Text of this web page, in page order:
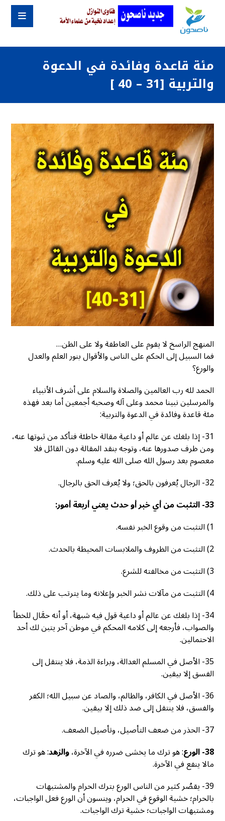
مئة قاعدة وفائدة في الدعوة
والتربية [31 – 40 ]
المنهج الراسخ لا يقوم على العاطفة ولا على الظن…
فما السبيل إلى الحكم على الناس والأقوال بنور العلم والعدل
والورع؟
الحمد لله رب العالمين والصلاة والسلام على أشرف الأنبياء
والمرسلين نبينا محمد وعلى آله وصحبه أجمعين أما بعد فهذه
مئة قاعدة وفائدة في الدعوة والتربية:
31- إذا بلغك عن عالم أو داعية مقالة خاطئة فتأكد من ثبوتها عنه،
ومن ظرف صدورها عنه، وتوجه بنقد المقالة دون القائل فلا
معصوم بعد رسول الله صلى الله عليه وسلم.
32- الرجال يُعرفون بالحق؛ ولا يُعرف الحق بالرجال.
33- التثبت من أي خبر أو حدث يعني أربعة أمور:
1) التثبت من وقوع الخبر نفسه.
2) التثبت من الظروف والملابسات المحيطة بالحدث.
3) التثبت من مخالفته للشرع.
4) التثبت من مآلات نشر الخبر وإعلانه وما يترتب على ذلك.
34- إذا بلغك عن عالم أو داعية قول فيه شبهة، أو أنه حمَّال للخطأ
والصواب، فأرجعه إلى كلامه المحكم في موطن آخر يتبن لك أحد
الاحتمالين.
35- الأصل في المسلم العدالة، وبراءة الذمة، فلا ينتقل إلى
الفسق إلا بيقين.
36- الأصل في الكافر، والظالم، والصاد عن سبيل الله؛ الكفر
والفسق، فلا ينتقل إلى ضد ذلك إلا بيقين.
37- الحذر من ضعف التأصيل، وتأصيل الضعف.
38- الورع
: هو ترك ما يخشى ضرره في الآخرة،والزهد: هو ترك
مالا ينفع في الآخرة.
39- يقصُر كثير من الناس الورع بترك الحرام والمشتبهات
بالحرام؛ خشية الوقوع في الحرام، وينسون أن الورع فعل الواجبات،
ومشتبهات الواجبات؛ خشية ترك الواجبات.